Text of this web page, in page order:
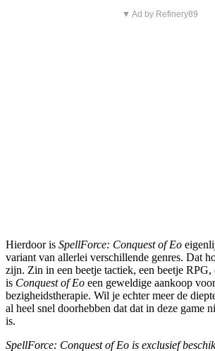
▼ Ad by Refinery89
Hierdoor is SpellForce: Conquest of Eo
variant van allerlei verschillende genres. Dat
zijn. Zin in een beetje tactiek, een beetje
is Conquest of Eo een geweldige aankoop
bezigheidstherapie. Wil je echter meer de
al heel snel doorhebben dat dat in deze game
is.
SpellForce: Conquest of Eo is exclusief